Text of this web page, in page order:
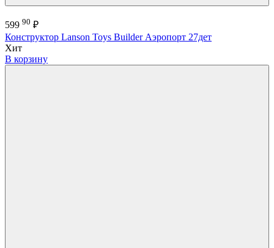
599 90 ₽
Конструктор Lanson Toys Builder Аэропорт 27дет
Хит
В корзину